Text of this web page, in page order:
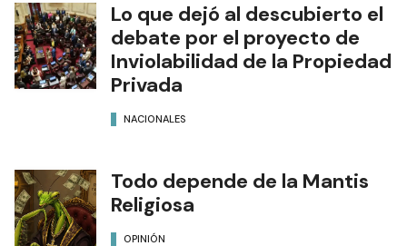
Lo que dejó al descubierto el
debate por el proyecto de
Inviolabilidad de la Propiedad
Privada
NACIONALES
Todo depende de la Mantis
Religiosa
OPINIÓN